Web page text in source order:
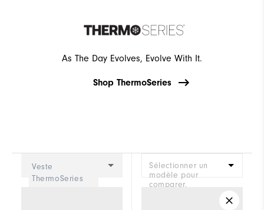
As The Day Evolves, Evolve With It.
Shop ThermoSeries
Veste
ThermoSeries
Sélectionner un
modèle pour
comparer.